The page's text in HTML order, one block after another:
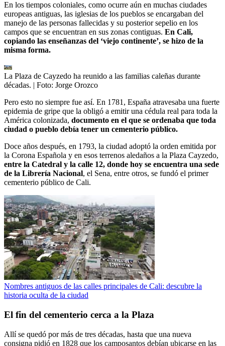
En los tiempos coloniales, como ocurre aún en muchas ciudades
europeas antiguas, las iglesias de los pueblos se encargaban del
manejo de las personas fallecidas y su posterior sepelio en los
campos que se encuentran en sus zonas contiguas. En Cali,
copiando las enseñanzas del ‘viejo continente’, se hizo de la
misma forma.
La Plaza de Cayzedo ha reunido a las familias caleñas durante
décadas. | Foto: Jorge Orozco
Pero esto no siempre fue así. En 1781, España atravesaba una fuerte
epidemia de gripe que la obligó a emitir una cédula real para toda la
América colonizada, documento en el que se ordenaba que toda
ciudad o pueblo debía tener un cementerio público.
Doce años después, en 1793, la ciudad adoptó la orden emitida por
la Corona Española y en esos terrenos aledaños a la Plaza Cayzedo,
entre la Catedral y la calle 12, donde hoy se encuentra una sede
de la Librería Nacional, el Sena, entre otros, se fundó el primer
cementerio público de Cali.
Nombres antiguos de las calles principales de Cali: descubre la
historia oculta de la ciudad
El fin del cementerio cerca a la Plaza
Allí se quedó por más de tres décadas, hasta que una nueva
consigna pidió en 1828 que los camposantos debían ubicarse en las